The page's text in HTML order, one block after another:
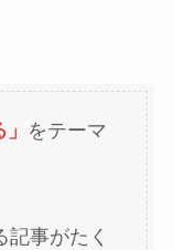
をテーマ
記事がたく